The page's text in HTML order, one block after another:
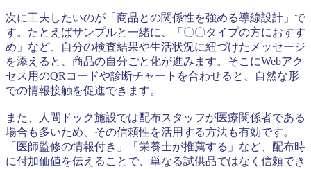
次に工夫したいのが「商品との関係性を強める導線設計」で
す。たとえばサンプルと一緒に、「〇〇タイプの方におすす
め」など、自分の検査結果や生活状況に紐づけたメッセージ
を添えると、商品の自分ごと化が進みます。そこにWebアク
セス用のQRコードや診断チャートを合わせると、自然な形
での情報接触を促進できます。
また、人間ドック施設では配布スタッフが医療関係者である
場合も多いため、その信頼性を活用する方法も有効です。
「医師監修の情報付き」「栄養士が推薦する」など、配布時
に付加価値を伝えることで、単なる試供品ではなく信頼でき